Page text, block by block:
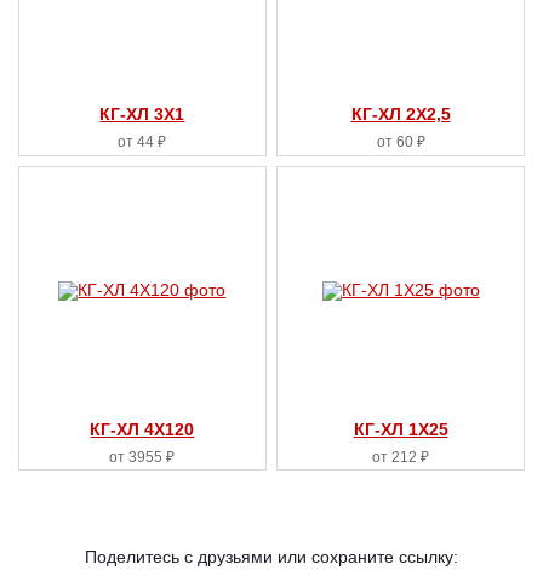
КГ-ХЛ 3X1
от 44 ₽
КГ-ХЛ 2X2,5
от 60 ₽
КГ-ХЛ 4X120
от 3955 ₽
КГ-ХЛ 1X25
от 212 ₽
Поделитесь с друзьями или сохраните ссылку: